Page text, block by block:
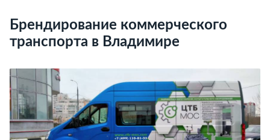
Брендирование коммерческого
транспорта в Владимире